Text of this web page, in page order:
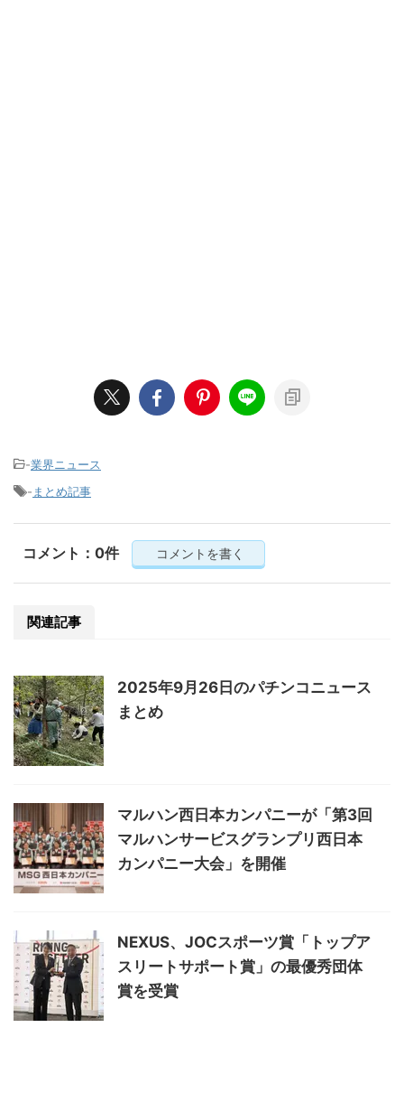
-業界ニュース
-まとめ記事
コメント：0件 コメントを書く
関連記事
2025年9月26日のパチンコニュース
まとめ
マルハン西日本カンパニーが「第3回
マルハンサービスグランプリ西日本
カンパニー大会」を開催
NEXUS、JOCスポーツ賞「トップア
スリートサポート賞」の最優秀団体
賞を受賞